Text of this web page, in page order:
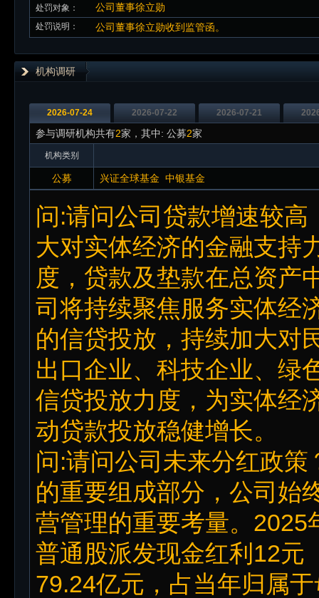
处罚对象： 公司董事徐立勋
处罚说明： 公司董事徐立勋收到监管函。
机构调研
2026-07-24 2026-07-22 2026-07-21
参与调研机构共有2家，其中: 公募2家
机构类别
公募 兴证全球基金 中银基金
问:请问公司贷款增速较
大对实体经济的金融支持
度，贷款及垫款在总资产
司将持续聚焦服务实体经
的信贷投放，持续加大对
出口企业、科技企业、绿
信贷投放力度，为实体经
动贷款投放稳健增长。
问:请问公司未来分红政
的重要组成部分，公司始
营管理的重要考量。
普通股派发现金红利12元
79.24亿元，占当年归属